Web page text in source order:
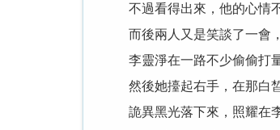
不過看得出來，他的心情不
而後兩人又是笑談了一會，
李靈淨在一路不少偷偷打量
然後她擡起右手，在那白皙
詭異黑光落下來，照耀在李